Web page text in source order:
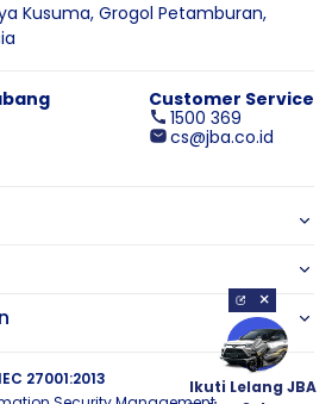
Kusuma, Grogol Petamburan,
Customer Service
1500 369
cs@jba.co.id
27001:2013
×
Ikuti Lelang JBA